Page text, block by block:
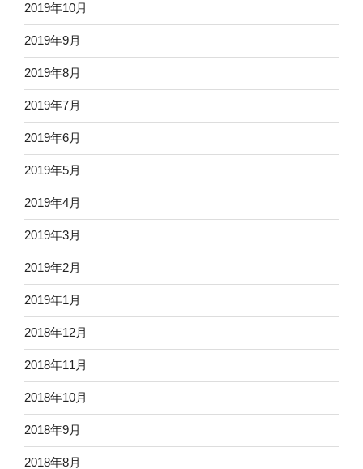
2019年10月
2019年9月
2019年8月
2019年7月
2019年6月
2019年5月
2019年4月
2019年3月
2019年2月
2019年1月
2018年12月
2018年11月
2018年10月
2018年9月
2018年8月